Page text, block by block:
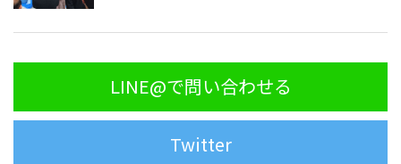
LINE@で問い合わせる
Twitter